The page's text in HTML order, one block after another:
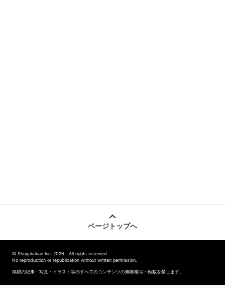
ページトップへ
© Shogakukan Inc. 2026 All rights reserved.
No reproduction or republication without written permission.
掲載の記事・写真・イラスト等のすべてのコンテンツの無断複写・転載を禁じます。